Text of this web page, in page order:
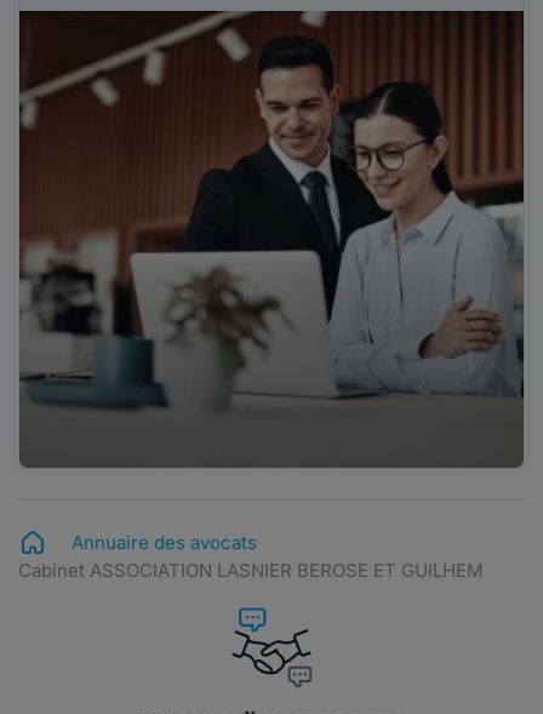
Annuaire des avocats
Cabinet ASSOCIATION LASNIER BEROSE ET GUILHEM